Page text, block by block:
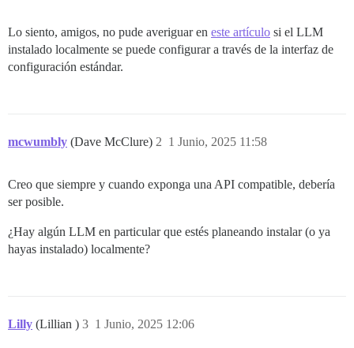
Lo siento, amigos, no pude averiguar en este artículo si el LLM
instalado localmente se puede configurar a través de la interfaz de
configuración estándar.
mcwumbly (Dave McClure) 1 Junio, 2025 11:58
2
Creo que siempre y cuando exponga una API compatible, debería
ser posible.
¿Hay algún LLM en particular que estés planeando instalar (o ya
hayas instalado) localmente?
Lilly (Lillian ) 1 Junio, 2025 12:06
3